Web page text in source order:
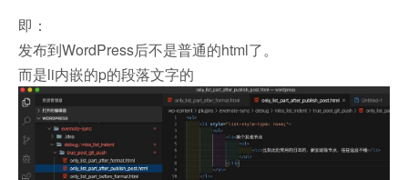
即：
发布到WordPress后不是普通的html了。
而是li内嵌的p的段落文字的